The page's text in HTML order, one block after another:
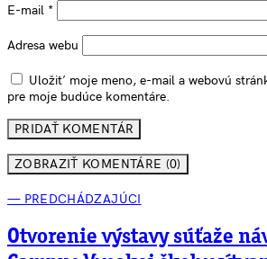
E-mail *
Adresa webu
Uložiť moje meno, e-mail a webovú
pre moje budúce komentáre.
ZOBRAZIŤ KOMENTÁRE (0)
— PREDCHÁDZAJÚCI
Otvorenie výstavy súťaže